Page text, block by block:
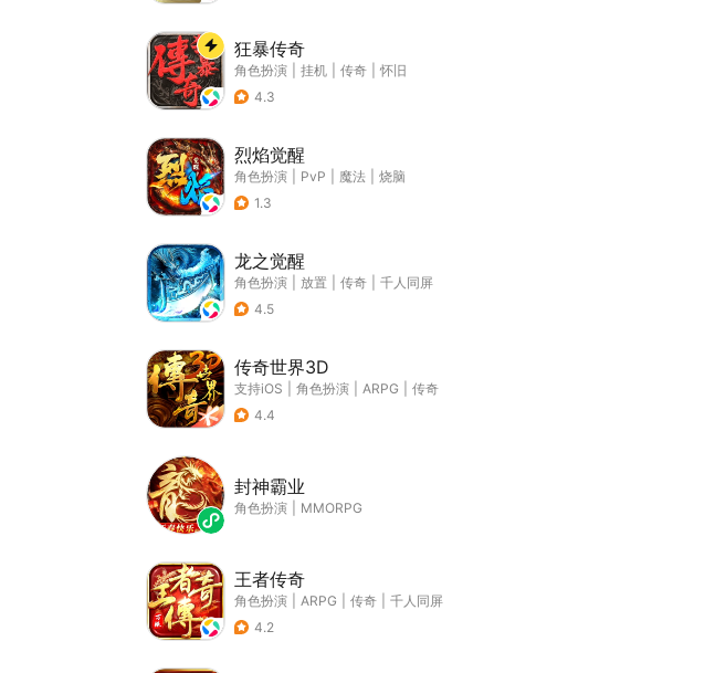
狂暴传奇
角色扮演 挂机 传奇
怀旧
4.3
烈焰觉醒
角色扮演 PvP 魔法
烧脑
1.3
龙之觉醒
角色扮演 放置 传奇
千人同屏
4.5
传奇世界3D
支持iOS 角色扮演 ARPG
传奇
4.4
封神霸业
角色扮演 MMORPG
王者传奇
角色扮演 ARPG 传奇
千人同屏
4.2